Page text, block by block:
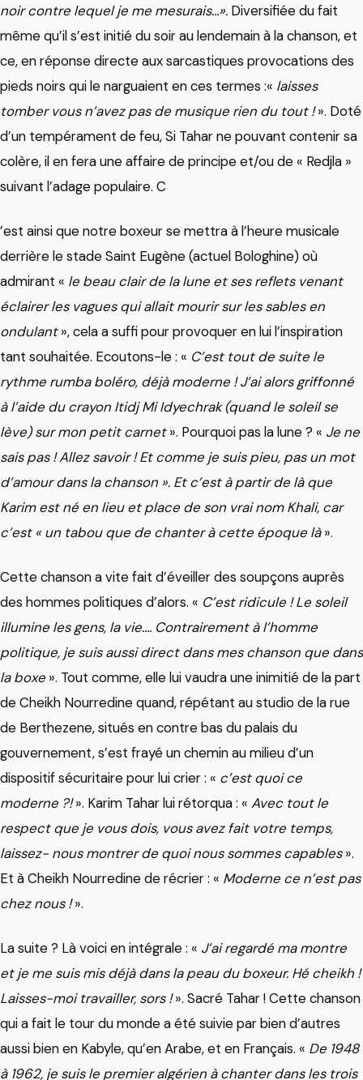
noir contre lequel je me mesurais…». Diversifiée du fait
même qu’il s’est initié du soir au lendemain à la chanson, et
ce, en réponse directe aux sarcastiques provocations des
pieds noirs qui le narguaient en ces termes :« laisses
tomber vous n’avez pas de musique rien du tout !». Doté
d’un tempérament de feu, Si Tahar ne pouvant contenir sa
colère, il en fera une affaire de principe et/ou de « Redjla »
suivant l’adage populaire. C
’est ainsi que notre boxeur se mettra à l’heure musicale
derrière le stade Saint Eugène (actuel Bologhine) où
admirant « le beau clair de la lune et ses reflets venant
éclairer les vagues qui allait mourir sur les sables en
ondulant», cela a suffi pour provoquer en lui l’inspiration
tant souhaitée. Ecoutons-le : « C’est tout de suite le
rythme rumba boléro, déjà moderne ! J’ai alors griffonné
à l’aide du crayon Itidj Mi Idyechrak (quand le soleil se
lève) sur mon petit carnet». Pourquoi pas la lune ? « Je ne
sais pas ! Allez savoir ! Et comme je suis pieu, pas un mot
d’amour dans la chanson ». Et c’est à partir de là que
Karim est né en lieu et place de son vrai nom Khali, car
c’est « un tabou que de chanter à cette époque là».
Cette chanson a vite fait d’éveiller des soupçons auprès
des hommes politiques d’alors. « C’est ridicule ! Le soleil
illumine les gens, la vie…. Contrairement à l’homme
politique, je suis aussi direct dans mes chanson que dans
la boxe». Tout comme, elle lui vaudra une inimitié de la part
de Cheikh Nourredine quand, répétant au studio de la rue
de Berthezene, situés en contre bas du palais du
gouvernement, s’est frayé un chemin au milieu d’un
dispositif sécuritaire pour lui crier : « c’est quoi ce
moderne ?!». Karim Tahar lui rétorqua : « Avec tout le
respect que je vous dois, vous avez fait votre temps,
laissez- nous montrer de quoi nous sommes capables».
Et à Cheikh Nourredine de récrier : « Moderne ce n’est pas
chez nous !».
La suite ? Là voici en intégrale : « J’ai regardé ma montre
et je me suis mis déjà dans la peau du boxeur. Hé cheikh !
Laisses-moi travailler, sors !». Sacré Tahar ! Cette chanson
qui a fait le tour du monde a été suivie par bien d’autres
aussi bien en Kabyle, qu’en Arabe, et en Français. « De 1948
à 1962, je suis le premier algérien à chanter dans les trois